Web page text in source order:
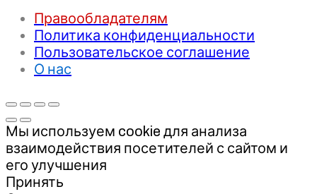
Правообладателям
Политика конфиденциальности
Пользовательское соглашение
О нас
Мы используем cookie для анализа
взаимодействия посетителей с сайтом и
его улучшения
Принять